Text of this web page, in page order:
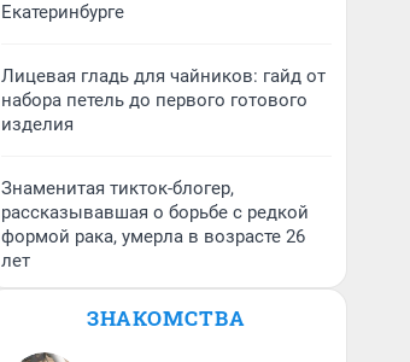
Екатеринбурге
Лицевая гладь для чайников: гайд от
набора петель до первого готового
изделия
Знаменитая тикток-блогер,
рассказывавшая о борьбе с редкой
формой рака, умерла в возрасте 26
лет
ЗНАКОМСТВА